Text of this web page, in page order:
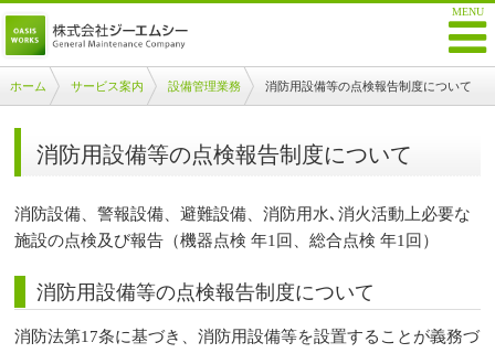
ホーム サービス案内 設備管理業務 消防用設備等の点検報告制度について
消防用設備等の点検報告制度について
消防設備、警報設備、避難設備、消防用水､消火活動上必要な
施設の点検及び報告（機器点検 年1回、総合点検 年1回）
消防用設備等の点検報告制度について
消防法第17条に基づき、消防用設備等を設置することが義務づ